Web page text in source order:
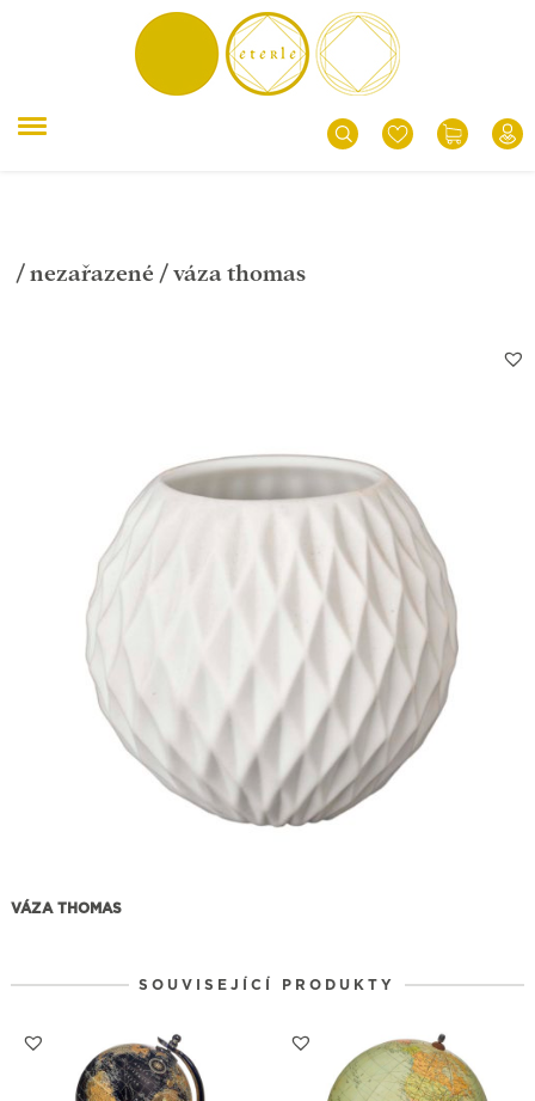
/ nezařazené / váza thomas
VÁZA THOMAS
SOUVISEJÍCÍ PRODUKTY